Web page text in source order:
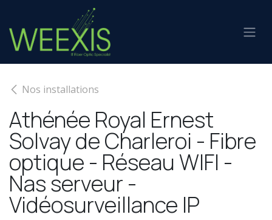
Se rendre au contenu
Nos installations
Athénée Royal Ernest
Solvay de Charleroi - Fibre
optique - Réseau WIFI -
Nas serveur -
Vidéosurveillance IP